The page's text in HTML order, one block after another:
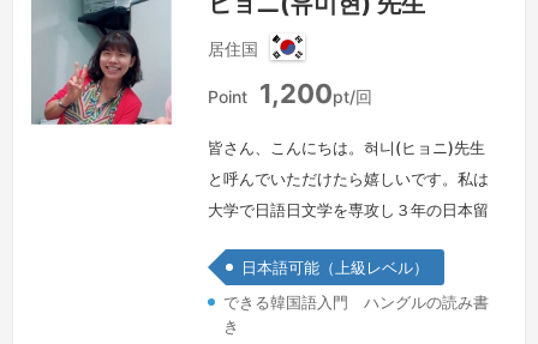
居住国
韓
国
Point 1,200pt/回
皆さん、こんにちは。혀니(ヒョニ)先生
と呼んでいただけたら嬉しいです。私は
大学で日語日文学を専攻し３年の日本留
年間日本語を教えました。日本語も韓国
語も長年教えていたお陰で日本語と韓国
語の違いについてはよく理解しており、
日本語可能（上級レベル）
できる韓国語入門 ハングルの読み書
き